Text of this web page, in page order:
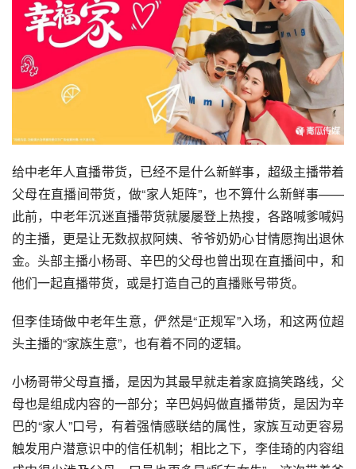
给中老年人直播带货，已经不是什么新鲜事，超级主播带着
父母在直播间带货，做“家人矩阵”，也不算什么新鲜事——
此前，中老年沉迷直播带货就屡屡登上热搜，各路喊爹喊妈
的主播，更是让无数叔叔阿姨、爷爷奶奶心甘情愿掏出退休
金。头部主播小杨哥、辛巴的父母也曾出现在直播间中，和
他们一起直播带货，或是打造自己的直播账号带货。
但李佳琦做中老年生意，俨然是“正规军”入场，和这两位超
头主播的“家族生意”，也有着不同的逻辑。
小杨哥带父母直播，是因为其最早就走着家庭搞笑路线，父
母也是组成内容的一部分；辛巴妈妈做直播带货，是因为辛
巴的“家人”口号，有着强情感联结的属性，家族互动更容易
触发用户潜意识中的信任机制；相比之下，李佳琦的内容组